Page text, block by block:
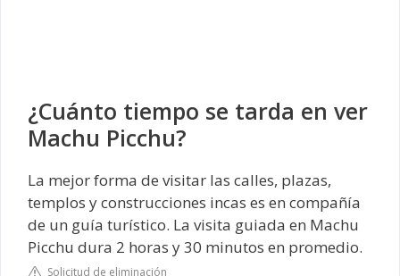
¿Cuánto tiempo se tarda en ver
Machu Picchu?
La mejor forma de visitar las calles, plazas,
templos y construcciones incas es en compañía
de un guía turístico. La visita guiada en Machu
Picchu dura 2 horas y 30 minutos en promedio.
Solicitud de eliminación